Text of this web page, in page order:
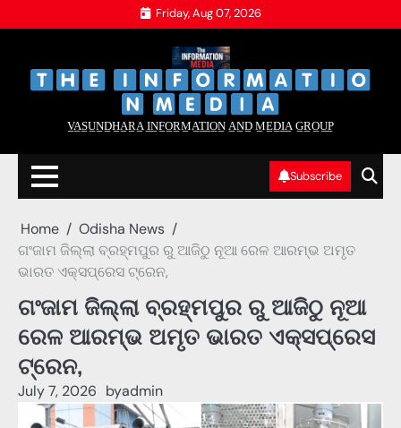
to
Friday, Aug 07, 2026
V̲A̲S̲U̲N̲D̲H̲A̲R̲A̲ I̲N̲F̲O̲R̲M̲A̲T̲I̲O̲N̲ A̲N̲D̲ M̲E̲D̲I̲A̲ G̲R̲O̲U̲P̲
Subscribe
Home
Odisha News
ଗଂଜାମ ଜିଲ୍ଲା ବ୍ରହ୍ମପୁର ରୁ ଆଜିଠୁ ନୂଆ ରେଳ ଆରମ୍ଭ ଅମୃତ
ଭାରତ ଏକ୍ସପ୍ରେସ ଟ୍ରେନ,
ଗଂଜାମ ଜିଲ୍ଲା ବ୍ରହ୍ମପୁର ରୁ ଆଜିଠୁ ନୂଆ
ରେଳ ଆରମ୍ଭ ଅମୃତ ଭାରତ ଏକ୍ସପ୍ରେସ
ଟ୍ରେନ,
July 7, 2026 byadmin